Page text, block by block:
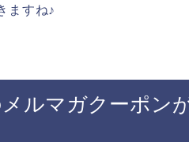
ますね♪
ルマガクーポン